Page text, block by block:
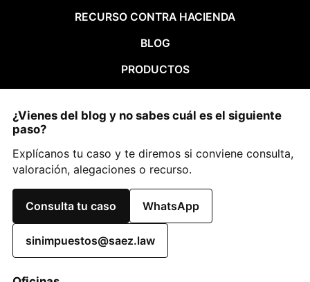
RECURSO CONTRA HACIENDA
BLOG
PRODUCTOS
¿Vienes del blog y no sabes cuál es el siguiente
paso?
Explícanos tu caso y te diremos si conviene consulta,
valoración, alegaciones o recurso.
Consulta tu caso WhatsApp
sinimpuestos@saez.law